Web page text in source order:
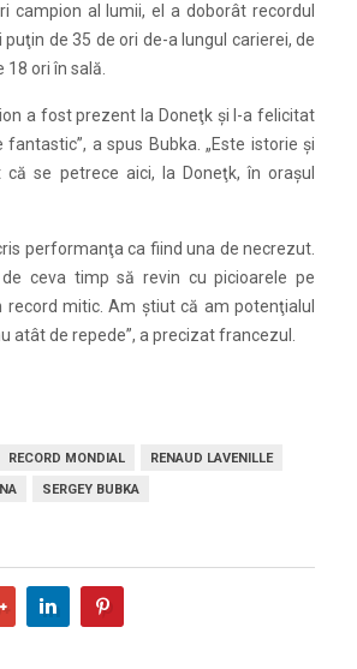
campion al lumii, el a doborât recordul
de 35 de ori de-a lungul carierei, de
18 ori în sală.
a fost prezent la Doneţk şi l-a felicitat
fantastic”, a spus Bubka. „Este istorie şi
se petrece aici, la Doneţk, în oraşul
performanţa ca fiind una de necrezut.
de ceva timp să revin cu picioarele pe
mitic. Am ştiut că am potenţialul
atât de repede”, a precizat francezul.
RECORD MONDIAL
RENAUD LAVENILLE
SERGEY BUBKA